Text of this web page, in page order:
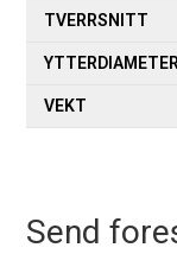
TVERRSNITT
VEKT
Send